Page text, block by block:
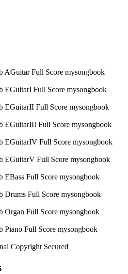
Copyright Secured